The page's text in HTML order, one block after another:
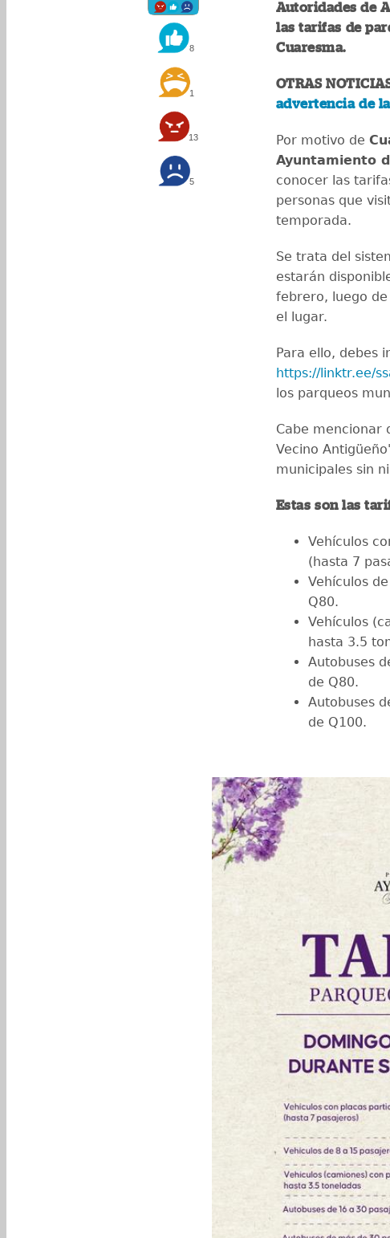
8
1
13
5
Autoridades de
las tarifas de
Cuaresma.
OTRAS
advertencia de
Por motivo de
Ayuntamiento
conocer las
personas que
temporada.
Se trata del
estarán
febrero, luego
el lugar.
Para ello, debes
https://linktr.ee/
los parqueos
Cabe mencionar
Vecino
municipales sin
Estas son las
Vehículos
(hasta 7
Vehículos
Q80.
Vehículos
hasta 3.5
Autobuses
de Q80.
Autobuses
de Q100.